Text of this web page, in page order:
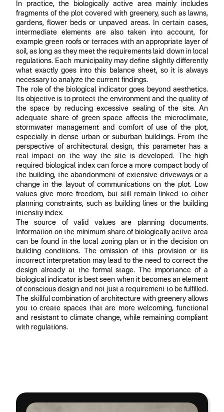
In practice, the biologically active area mainly includes
fragments of the plot covered with greenery, such as lawns,
gardens, flower beds or unpaved areas. In certain cases,
intermediate elements are also taken into account, for
example green roofs or terraces with an appropriate layer of
soil, as long as they meet the requirements laid down in local
regulations. Each municipality may define slightly differently
what exactly goes into this balance sheet, so it is always
necessary to analyze the current findings.
The role of the biological indicator goes beyond aesthetics.
Its objective is to protect the environment and the quality of
the space by reducing excessive sealing of the site. An
adequate share of green space affects the microclimate,
stormwater management and comfort of use of the plot,
especially in dense urban or suburban buildings. From the
perspective of architectural design, this parameter has a
real impact on the way the site is developed. The high
required biological index can force a more compact body of
the building, the abandonment of extensive driveways or a
change in the layout of communications on the plot. Low
values give more freedom, but still remain linked to other
planning constraints, such as building lines or the building
intensity index.
The source of valid values are planning documents.
Information on the minimum share of biologically active area
can be found in the local zoning plan or in the decision on
building conditions. The omission of this provision or its
incorrect interpretation may lead to the need to correct the
design already at the formal stage. The importance of a
biological indicator is best seen when it becomes an element
of conscious design and not just a requirement to be fulfilled.
The skillful combination of architecture with greenery allows
you to create spaces that are more welcoming, functional
and resistant to climate change, while remaining compliant
with regulations.